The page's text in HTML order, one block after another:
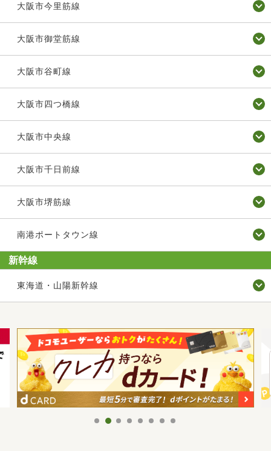
大阪市今里筋線
大阪市御堂筋線
大阪市谷町線
大阪市四つ橋線
大阪市中央線
大阪市千日前線
大阪市堺筋線
南港ポートタウン線
新幹線
東海道・山陽新幹線